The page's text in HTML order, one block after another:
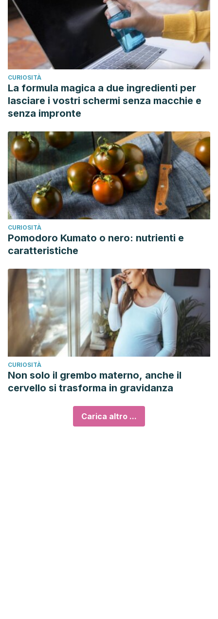
CURIOSITÀ
La formula magica a due ingredienti per
lasciare i vostri schermi senza macchie e
senza impronte
CURIOSITÀ
Pomodoro Kumato o nero: nutrienti e
caratteristiche
CURIOSITÀ
Non solo il grembo materno, anche il
cervello si trasforma in gravidanza
Carica altro ...